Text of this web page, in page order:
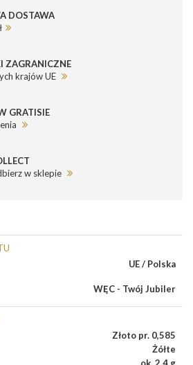
DOSTAWA
ZAGRANICZNE
krajów UE
GRATISIE
w sklepie
UE / Polska
WĘC - Twój Jubiler
Złoto pr. 0,585
Żółte